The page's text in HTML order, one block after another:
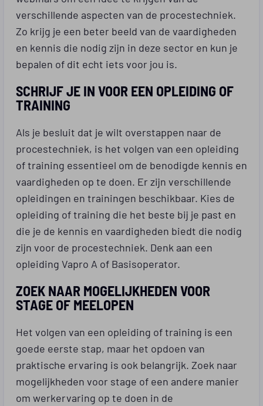
verschillende aspecten van de procestechniek.
Zo krijg je een beter beeld van de vaardigheden
en kennis die nodig zijn in deze sector en kun je
bepalen of dit echt iets voor jou is.
SCHRIJF JE IN VOOR EEN OPLEIDING OF
TRAINING
Als je besluit dat je wilt overstappen naar de
procestechniek, is het volgen van een opleiding
of training essentieel om de benodigde kennis en
vaardigheden op te doen. Er zijn verschillende
opleidingen en trainingen beschikbaar. Kies de
opleiding of training die het beste bij je past en
die je de kennis en vaardigheden biedt die nodig
zijn voor de procestechniek. Denk aan een
opleiding Vapro A of Basisoperator.
ZOEK NAAR MOGELIJKHEDEN VOOR
STAGE OF MEELOPEN
Het volgen van een opleiding of training is een
goede eerste stap, maar het opdoen van
praktische ervaring is ook belangrijk. Zoek naar
mogelijkheden voor stage of een andere manier
om werkervaring op te doen in de